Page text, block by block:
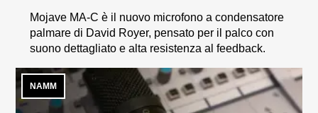
Mojave MA-C è il nuovo microfono a condensatore
palmare di David Royer, pensato per il palco con
suono dettagliato e alta resistenza al feedback.
NAMM